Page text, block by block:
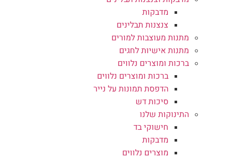
מדבקות
צנצנות תבלינים
מתנות מעוצבות למורים
מתנות אישיות לחגים
ברכות ומוצרים נלווים
ברכות ומוצרים נלווים
הדפסת תמונות על נייר
סיכות דש
התינוקות שלנו
חישוקי בד
מדבקות
מוצרים נלווים